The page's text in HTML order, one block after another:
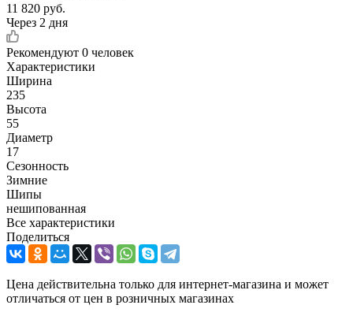
11 820 руб.
Через 2 дня
Рекомендуют 0 человек
Характеристики
Ширина
235
Высота
55
Диаметр
17
Сезонность
Зимние
Шипы
нешипованная
Все характеристики
Поделиться
Цена действительна только для интернет-магазина и может
отличаться от цен в розничных магазинах